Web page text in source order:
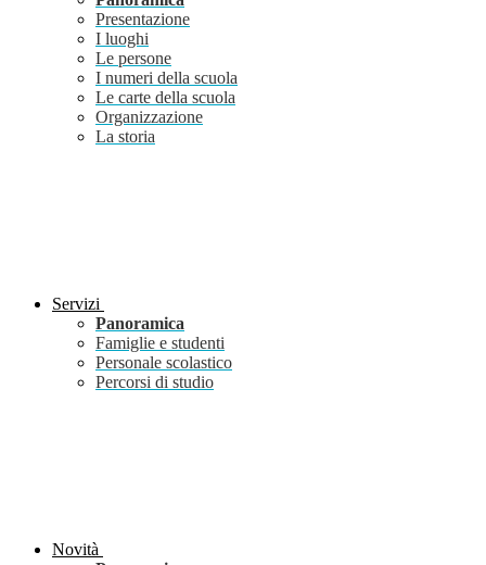
Presentazione
I luoghi
Le persone
I numeri della scuola
Le carte della scuola
Organizzazione
La storia
Servizi
Panoramica
Famiglie e studenti
Personale scolastico
Percorsi di studio
Novità